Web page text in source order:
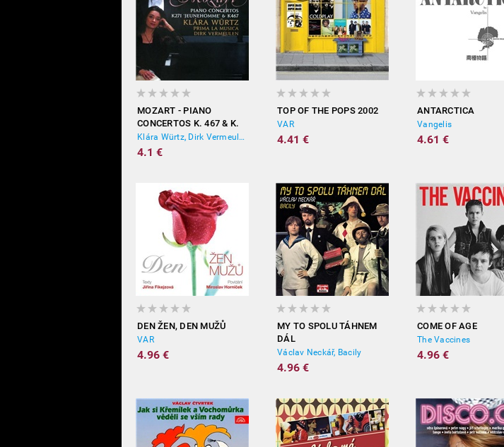
MOZART - PIANO
CONCERTOS K. 467 & K.
271
Klára Würtz, Dirk Vermeulen, Prima La Musica
4.1 €
TOP OF THE POPS 2002
VAR
4.41 €
ANTARCTICA
Vangelis
4.61 €
DEN ŽEN, DEN MUŽŮ
VAR
4.96 €
MY TO SPOLU TÁHNEM
DÁL
Václav Neckář, Bacily
4.96 €
COME OF AGE
The Vaccines
4.96 €